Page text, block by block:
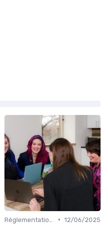
• 12/06/2025